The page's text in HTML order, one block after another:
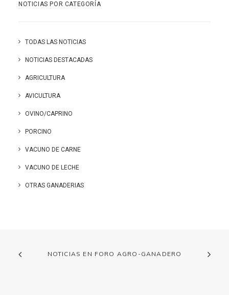
NOTICIAS POR CATEGORÍA
TODAS LAS NOTICIAS
NOTICIAS DESTACADAS
AGRICULTURA
AVICULTURA
OVINO/CAPRINO
PORCINO
VACUNO DE CARNE
VACUNO DE LECHE
OTRAS GANADERIAS
NOTICIAS EN FORO AGRO-GANADERO